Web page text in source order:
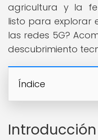
agricultura y la
listo para explorar
las redes 5G?
descubrimiento
Índice